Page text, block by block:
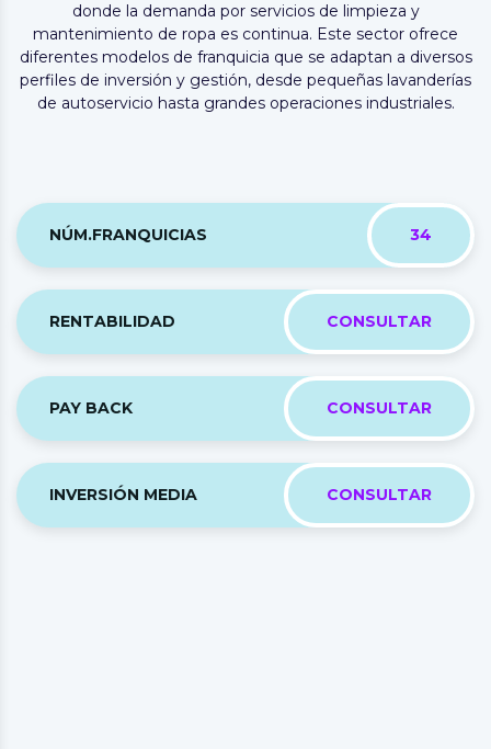
donde la demanda por servicios de limpieza y
mantenimiento de ropa es continua. Este sector ofrece
diferentes modelos de franquicia que se adaptan a diversos
perfiles de inversión y gestión, desde pequeñas lavanderías
de autoservicio hasta grandes operaciones industriales.
NÚM.FRANQUICIAS 34
RENTABILIDAD CONSULTAR
PAY BACK CONSULTAR
INVERSIÓN MEDIA CONSULTAR